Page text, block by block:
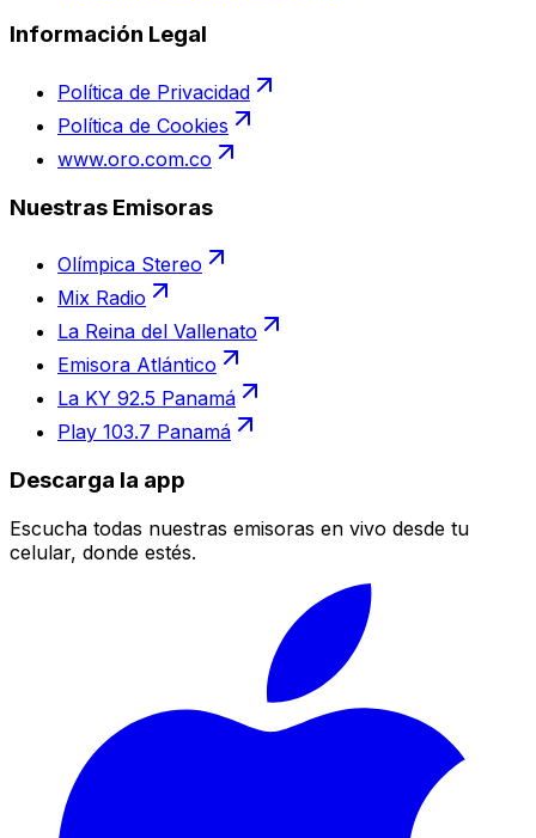
Información Legal
Política de Privacidad
Política de Cookies
www.oro.com.co
Nuestras Emisoras
Olímpica Stereo
Mix Radio
La Reina del Vallenato
Emisora Atlántico
La KY 92.5 Panamá
Play 103.7 Panamá
Descarga la app
Escucha todas nuestras emisoras en vivo desde tu
celular, donde estés.